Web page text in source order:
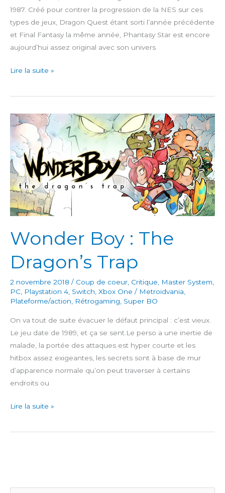
1987. Créé pour contrer la progression de la NES sur ces
types de jeux, Dragon Quest étant sorti l’année précédente
et Final Fantasy la même année, Phantasy Star est encore
aujourd’hui assez original avec son univers
SEGA
Phantasy
Lire la suite »
Wonder Boy : The
Dragon’s Trap
2 novembre 2018 / Coup de coeur Critique Master System
PC Playstation 4 Switch Xbox One / Metroidvania
Plateforme/action
Rétrogaming Super BO
On va tout de suite évacuer le défaut principal : c’est vieux.
Le jeu date de 1989, et ça se sent.Le perso a une inertie de
malade, la portée des attaques est hyper courte et les
hitbox assez exigeantes, les secrets sont à base de mur
d’apparence normale qu’on peut traverser à certains
endroits ou
Wonder
:
Lire la suite »